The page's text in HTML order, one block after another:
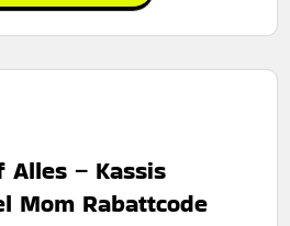
Alles – Kassis
Mom Rabattcode